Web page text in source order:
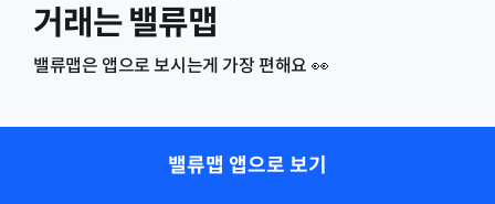
거래는 밸류맵
밸류맵은 앱으로 보시는게 가장 편해요 👀
밸류맵 앱으로 보기